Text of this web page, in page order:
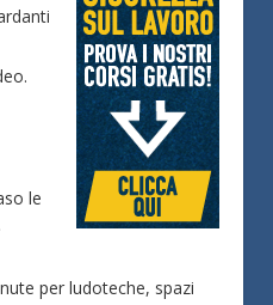
le
per ludoteche, spazi